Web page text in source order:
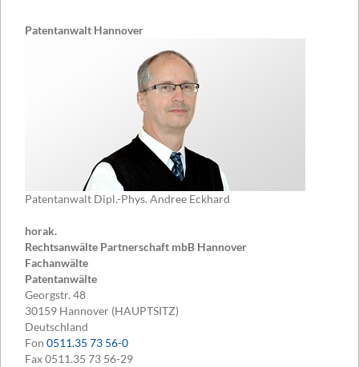
Patentanwalt Hannover
Patentanwalt Dipl.-Phys. Andree Eckhard
horak.
Rechtsanwälte Partnerschaft mbB Hannover
Fachanwälte
Patentanwälte
Georgstr. 48
30159 Hannover (HAUPTSITZ)
Deutschland
Fon 0511.35 73 56-0
Fax0511.35 73 56-29